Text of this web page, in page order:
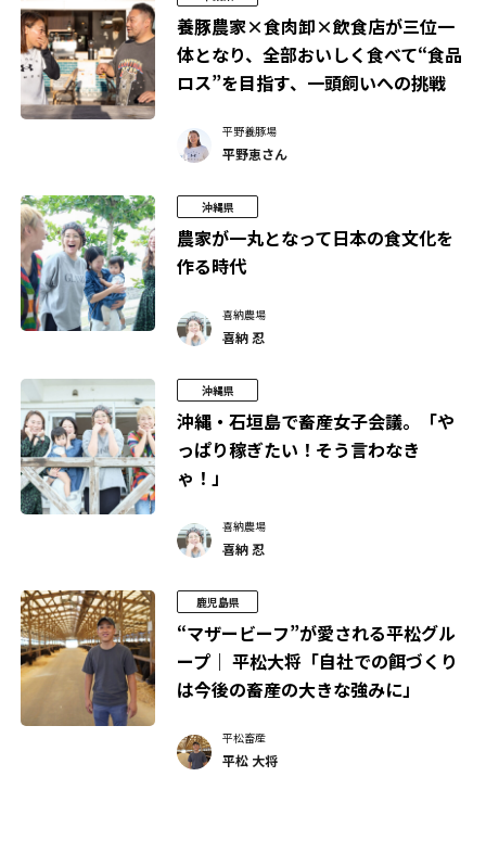
養豚農家×食肉卸×飲食店が三位一
体となり、全部おいしく食べて“食品
ロス”を目指す、一頭飼いへの挑戦
平野養豚場
平野恵さん
沖縄県
農家が一丸となって日本の食文化を
作る時代
喜納農場
喜納 忍
沖縄県
沖縄・石垣島で畜産女子会議。「や
っぱり稼ぎたい！そう言わなき
ゃ！」
喜納農場
喜納 忍
鹿児島県
“マザービーフ”が愛される平松グル
ープ｜ 平松大将「自社での餌づくり
は今後の畜産の大きな強みに」
平松畜産
平松 大将